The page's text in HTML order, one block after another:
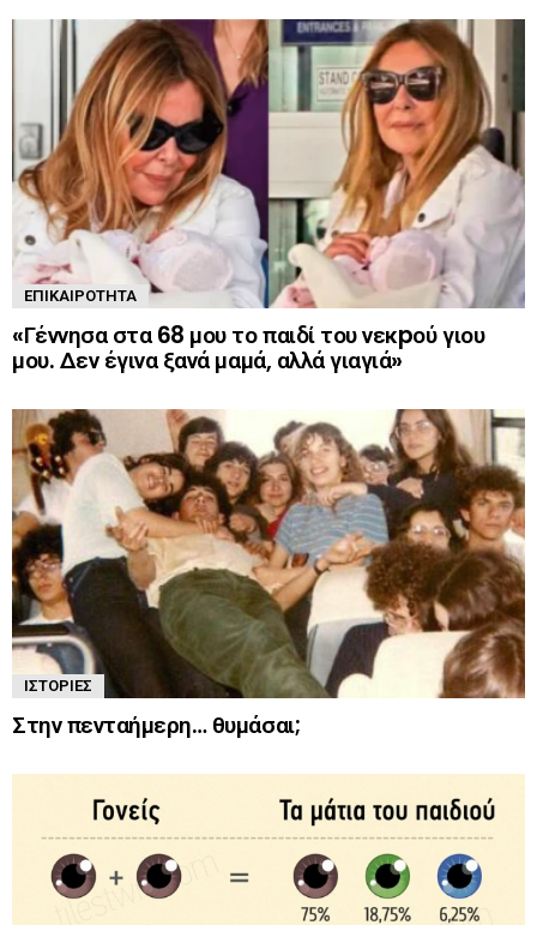
ΕΠΙΚΑΙΡΌΤΗΤΑ
«Γέννησα στα 68 μου το παιδί του νεκpού γιου
μου. Δεν έγινα ξανά μαμά, αλλά γιαγιά»
ΙΣΤΟΡΊΕΣ
Στην πενταήμερη… θυμάσαι;